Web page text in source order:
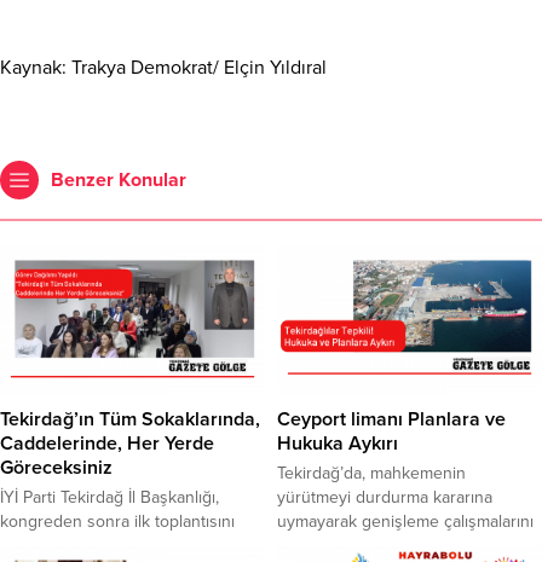
Kaynak: Trakya Demokrat/ Elçin Yıldıral
Benzer Konular
Tekirdağ’ın Tüm Sokaklarında,
Caddelerinde, Her Yerde
Göreceksiniz
İYİ Parti Tekirdağ İl Başkanlığı,
kongreden sonra ilk toplantısını
Ceyport limanı Planlara ve
Hukuka Aykırı
Tekirdağ’da, mahkemenin
yürütmeyi durdurma kararına
uymayarak genişleme çalışmalarını